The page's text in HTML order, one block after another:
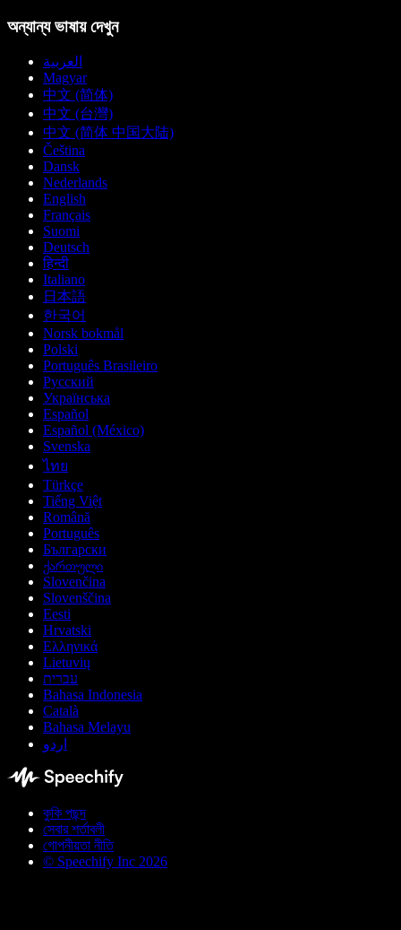
অন্যান্য ভাষায় দেখুন
العربية
Magyar
中文 (简体)
中文 (台灣)
中文 (简体 中国大陆)
Čeština
Dansk
Nederlands
English
Français
Suomi
Deutsch
हिन्दी
Italiano
日本語
한국어
Norsk bokmål
Polski
Português Brasileiro
Русский
Українська
Español
Español (México)
Svenska
ไทย
Türkçe
Tiếng Việt
Română
Português
Български
ქართული
Slovenčina
Slovenščina
Eesti
Hrvatski
Ελληνικά
Lietuvių
עברית
Bahasa Indonesia
Català
Bahasa Melayu
اردو
কুকি পছন্দ
সেবার শর্তাবলী
গোপনীয়তা নীতি
© Speechify Inc 2026